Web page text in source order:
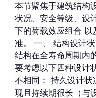
本节聚焦于建筑结构
状况、安全等级、设
下的荷载效应组合 以
准。 一、 结构设计
结构在全寿命周期内
要考虑以下四种设计
不相同： 持久设计状
现且持续期很长（与